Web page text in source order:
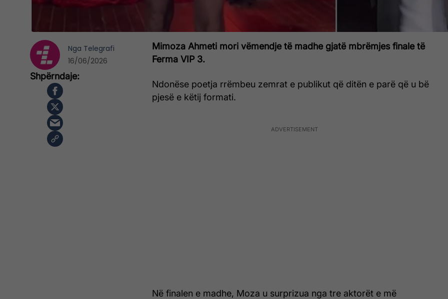
Mimoza Ahmeti mori vëmendje të madhe gjatë mbrëmjes finale të
Ferma VIP 3.
Ndonëse poetja rrëmbeu zemrat e publikut që ditën e parë që u bë
pjesë e këtij formati.
Në finalen e madhe, Moza u surprizua nga tre aktorët e më
Nga Telegrafi
16/06/2026